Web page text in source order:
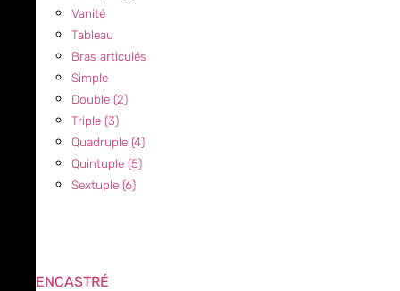
Vanité
Tableau
Bras articulés
Simple
Double (2)
Triple (3)
Quadruple (4)
Quintuple (5)
Sextuple (6)
ENCASTRÉ